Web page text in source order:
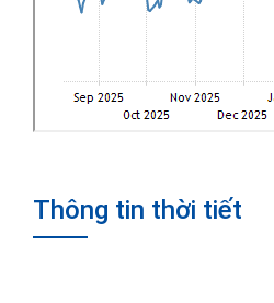
Thông tin thời tiết